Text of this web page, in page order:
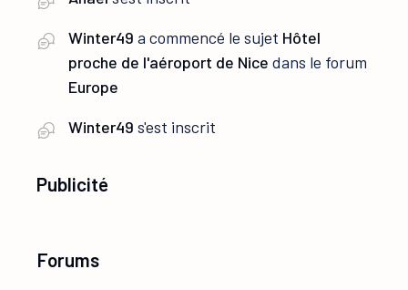
Winter49 a commencé le sujet Hôtel
proche de l'aéroport de Nice dans le forum
Europe
Winter49 s'est inscrit
Publicité
Forums